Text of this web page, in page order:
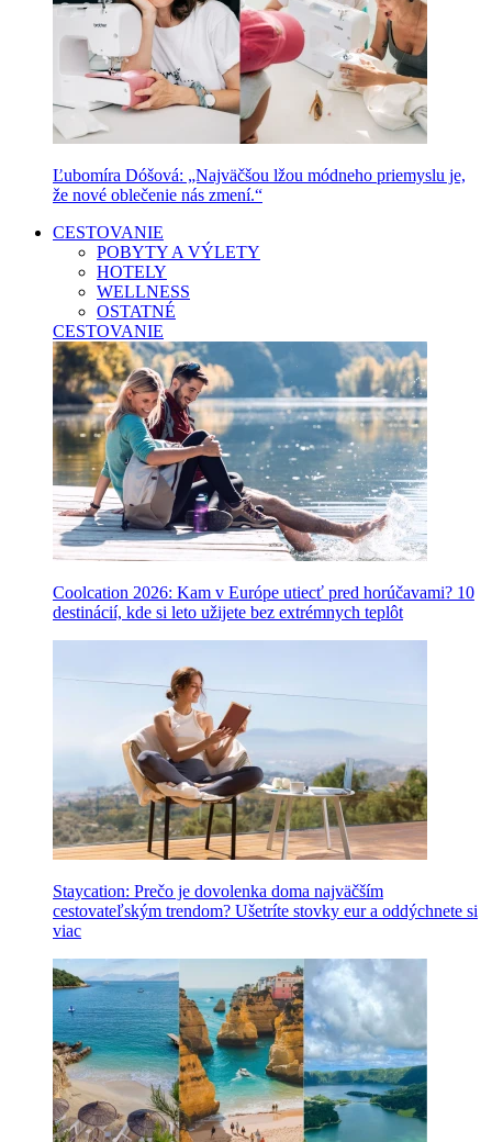
Ľubomíra Dóšová: „Najväčšou lžou módneho priemyslu je,
že nové oblečenie nás zmení.“
CESTOVANIE
POBYTY A VÝLETY
HOTELY
WELLNESS
OSTATNÉ
CESTOVANIE
Coolcation 2026: Kam v Európe utiecť pred horúčavami? 10
destinácií, kde si leto užijete bez extrémnych teplôt
Staycation: Prečo je dovolenka doma najväčším
cestovateľským trendom? Ušetríte stovky eur a oddýchnete si
viac